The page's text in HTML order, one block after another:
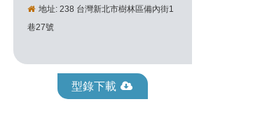
地址: 238 台灣新北市樹林區備內街1
巷27號
型錄下載